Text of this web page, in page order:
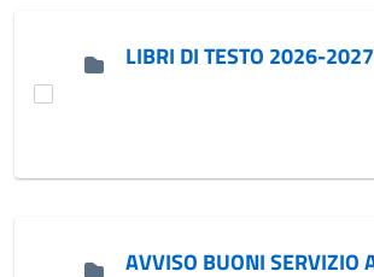
LIBRI DI TESTO 2026-2027